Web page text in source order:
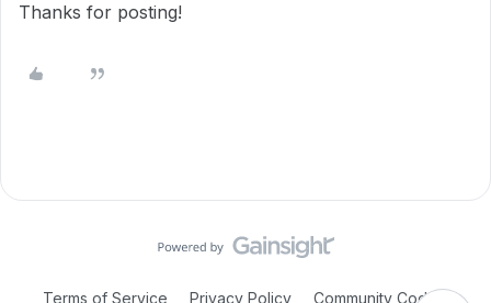
Thanks for posting!
Terms of Service Privacy Policy Community Code of